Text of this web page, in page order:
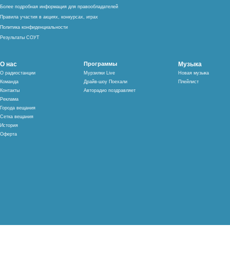
Более подробная информация для правообладателей
Правила участия в акциях, конкурсах, играх
Политика конфиденциальности
Результаты СОУТ
О нас
О радиостанции
Команда
Контакты
Реклама
Города вещания
Сетка вещания
История
Оферта
Программы
Мурзилки Live
Драйв-шоу Поехали
Авторадио поздравляет
Музыка
Новая музыка
Плейлист